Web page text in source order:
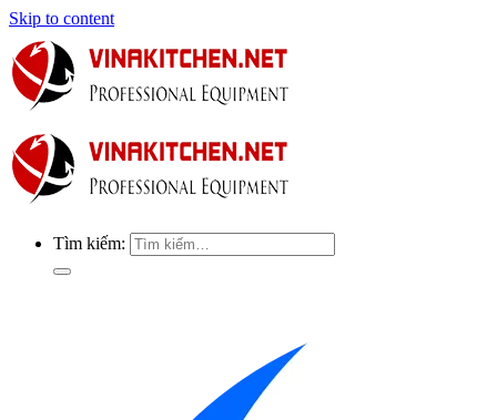
Skip to content
Tìm kiếm: